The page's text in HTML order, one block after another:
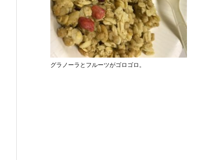
グラノーラとフルーツがゴロゴロ。